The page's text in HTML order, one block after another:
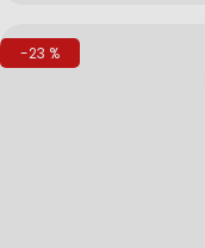
-23 %